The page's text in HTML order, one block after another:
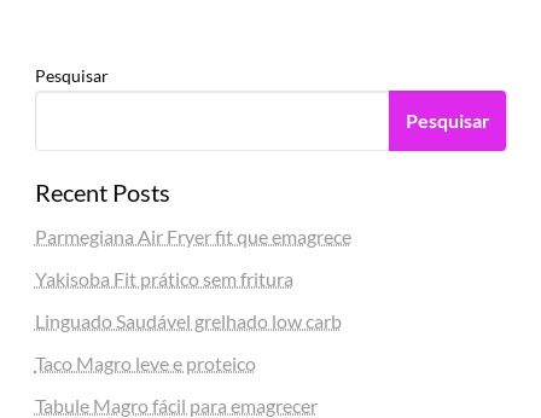
Pesquisar
Pesquisar
Recent Posts
Parmegiana Air Fryer fit que emagrece
Yakisoba Fit prático sem fritura
Linguado Saudável grelhado low carb
Taco Magro leve e proteico
Tabule Magro fácil para emagrecer